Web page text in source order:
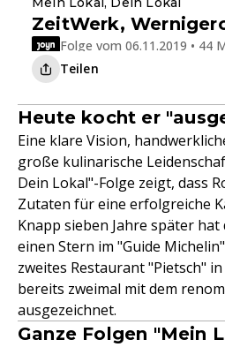
ZeitWerk,
Folge vom 06.11.2019 • 44
Teilen
Heute kocht er
Eine klare Vision,
große kulinarische
Dein Lokal"-Folge zeigt, dass
Zutaten für eine erfolgreiche
Knapp sieben Jahre später
einen Stern im "Guide
zweites Restaurant "Pietsch"
bereits zweimal mit dem
ausgezeichnet.
Ganze Folgen "Mein